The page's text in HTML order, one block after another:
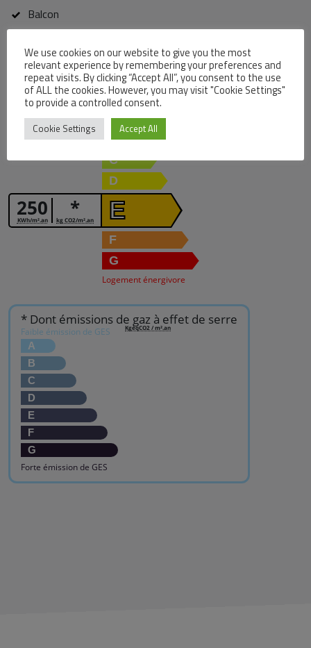
Balcon
Diagnostique énergétique
Diagnostic de performance énergétique
250
KWh/m².an *
kg CO2/m².an
Logement économe
A
B
C
D
E
F
G
Logement énergivore
* Dont émissions de gaz à effet de serre
Faible émission de GES
A
B
C
D
E
F
G
Forte émission de GES
KgéqCO2 / m².an
We use cookies on our website to give you the most
relevant experience by remembering your preferences and
repeat visits. By clicking “Accept All”, you consent to the use
of ALL the cookies. However, you may visit "Cookie Settings"
to provide a controlled consent.
Cookie Settings Accept All